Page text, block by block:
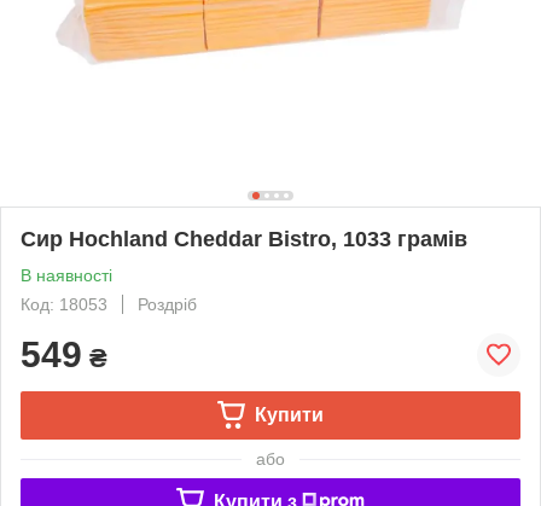
Сир Hochland Cheddar Bistro, 1033 грамів
В наявності
Код: 18053
Роздріб
549 ₴
Купити
або
Купити з